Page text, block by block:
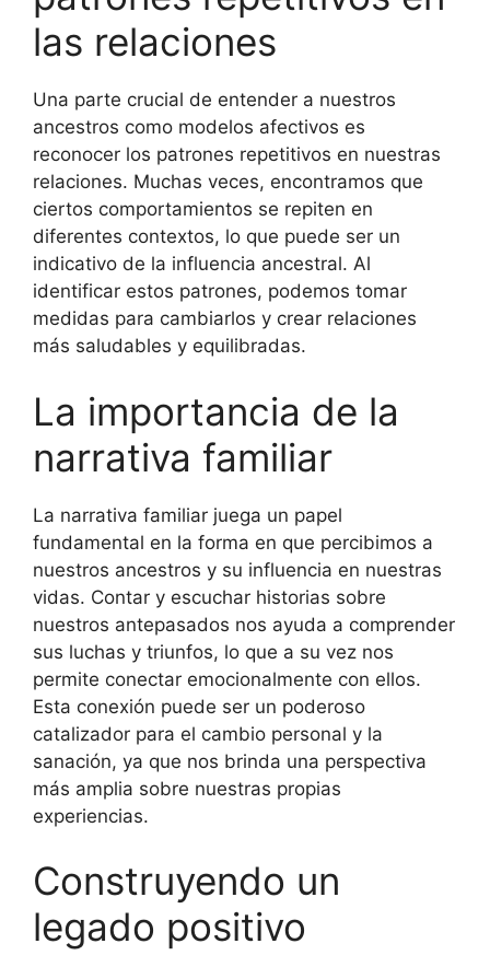
las relaciones
Una parte crucial de entender a nuestros
ancestros como modelos afectivos es
reconocer los patrones repetitivos en nuestras
relaciones. Muchas veces, encontramos que
ciertos comportamientos se repiten en
diferentes contextos, lo que puede ser un
indicativo de la influencia ancestral. Al
identificar estos patrones, podemos tomar
medidas para cambiarlos y crear relaciones
más saludables y equilibradas.
La importancia de la
narrativa familiar
La narrativa familiar juega un papel
fundamental en la forma en que percibimos a
nuestros ancestros y su influencia en nuestras
vidas. Contar y escuchar historias sobre
nuestros antepasados nos ayuda a comprender
sus luchas y triunfos, lo que a su vez nos
permite conectar emocionalmente con ellos.
Esta conexión puede ser un poderoso
catalizador para el cambio personal y la
sanación, ya que nos brinda una perspectiva
más amplia sobre nuestras propias
experiencias.
Construyendo un
legado positivo